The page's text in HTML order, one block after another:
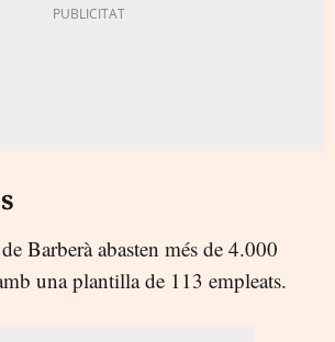
Barberà abasten més de 4.000
una plantilla de 113 empleats.